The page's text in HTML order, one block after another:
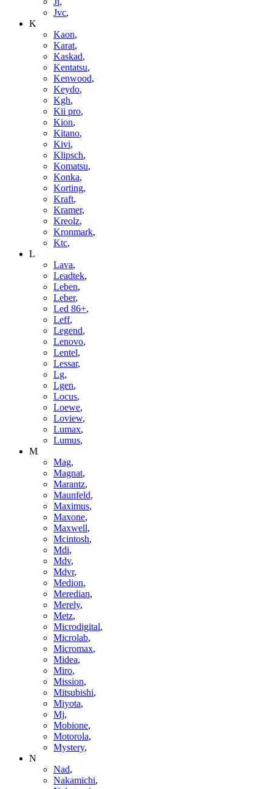
Jvc,
K
Kaon,
Karat,
Kaskad,
Kentatsu,
Kenwood,
Keydo,
Kgh,
Kii pro,
Kion,
Kitano,
Kivi,
Klipsch,
Komatsu,
Konka,
Korting,
Kraft,
Kramer,
Kreolz,
Kronmark,
Ktc,
L
Lava,
Leadtek,
Leben,
Leber,
Led 86+,
Leff,
Legend,
Lenovo,
Lentel,
Lessar,
Lg,
Lgen,
Locus,
Loewe,
Loview,
Lumax,
Lumus,
M
Mag,
Magnat,
Marantz,
Maunfeld,
Maximus,
Maxone,
Maxwell,
Mcintosh,
Mdi,
Mdv,
Mdvr,
Medion,
Meredian,
Merely,
Metz,
Microdigital,
Microlab,
Micromax,
Midea,
Miro,
Mission,
Mitsubishi,
Miyota,
Mj,
Mobione,
Motorola,
Mystery,
N
Nad,
Nakamichi,